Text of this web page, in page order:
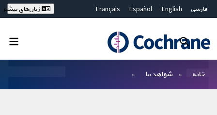
فارسی English
Español
Français
Bahasa Malaysia
ไทย
繁體中文
زبان‌های بیشتر
خانه شواهد ما